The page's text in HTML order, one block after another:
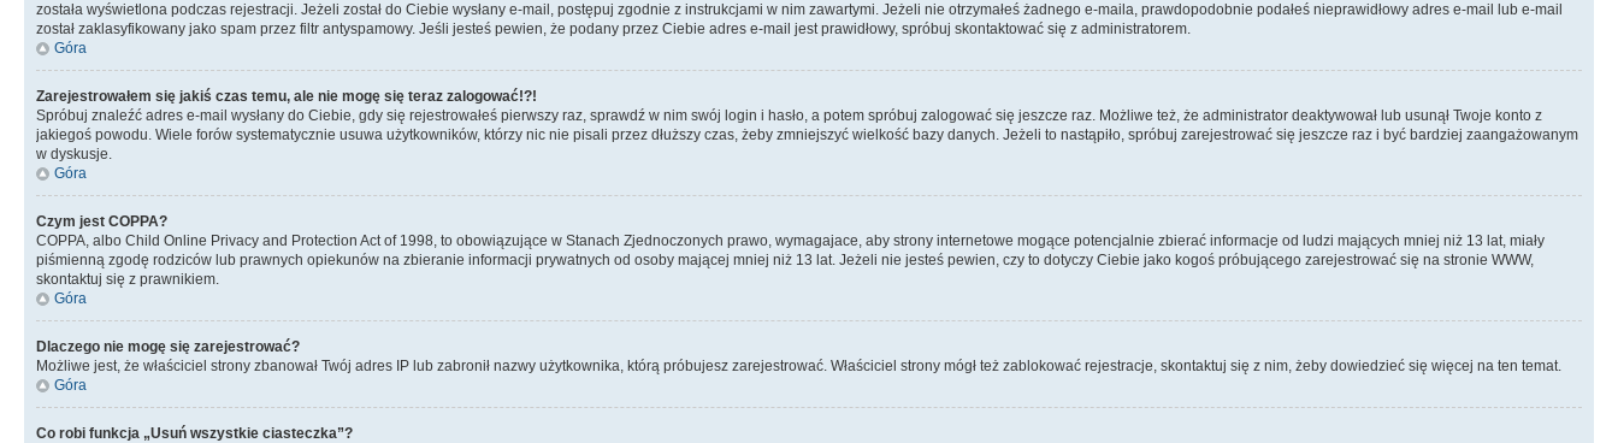
została wyświetlona podczas rejestracji. Jeżeli został do Ciebie wysłany e-mail, postępuj zgodnie z instrukcjami w nim zawartymi. Jeżeli nie otrzymałeś żadnego e-maila, prawdopodobnie podałeś nieprawidłowy adres e-mail lub e-mail
został zaklasyfikowany jako spam przez filtr antyspamowy. Jeśli jesteś pewien, że podany przez Ciebie adres e-mail jest prawidłowy, spróbuj skontaktować się z administratorem.
Góra
Zarejestrowałem się jakiś czas temu, ale nie mogę się teraz zalogować!?!
Spróbuj znaleźć adres e-mail wysłany do Ciebie, gdy się rejestrowałeś pierwszy raz, sprawdź w nim swój login i hasło, a potem spróbuj zalogować się jeszcze raz. Możliwe też, że administrator deaktywował lub usunął Twoje konto z
jakiegoś powodu. Wiele forów systematycznie usuwa użytkowników, którzy nic nie pisali przez dłuższy czas, żeby zmniejszyć wielkość bazy danych. Jeżeli to nastąpiło, spróbuj zarejestrować się jeszcze raz i być bardziej zaangażowanym
w dyskusje.
Góra
Czym jest COPPA?
COPPA, albo Child Online Privacy and Protection Act of 1998, to obowiązujące w Stanach Zjednoczonych prawo, wymagajace, aby strony internetowe mogące potencjalnie zbierać informacje od ludzi mających mniej niż 13 lat, miały
piśmienną zgodę rodziców lub prawnych opiekunów na zbieranie informacji prywatnych od osoby mającej mniej niż 13 lat. Jeżeli nie jesteś pewien, czy to dotyczy Ciebie jako kogoś próbującego zarejestrować się na stronie WWW,
skontaktuj się z prawnikiem.
Góra
Dlaczego nie mogę się zarejestrować?
Możliwe jest, że właściciel strony zbanował Twój adres IP lub zabronił nazwy użytkownika, którą próbujesz zarejestrować. Właściciel strony mógł też zablokować rejestracje, skontaktuj się z nim, żeby dowiedzieć się więcej na ten temat.
Góra
Co robi funkcja „Usuń wszystkie ciasteczka”?